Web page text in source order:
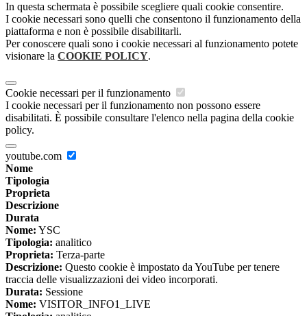
In questa schermata è possibile scegliere quali cookie consentire.
I cookie necessari sono quelli che consentono il funzionamento della
piattaforma e non è possibile disabilitarli.
Per conoscere quali sono i cookie necessari al funzionamento potete
visionare la COOKIE POLICY.
Cookie necessari per il funzionamento
I cookie necessari per il funzionamento non possono essere
disabilitati. È possibile consultare l'elenco nella pagina della cookie
policy.
youtube.com
Nome
Tipologia
Proprieta
Descrizione
Durata
Nome: YSC
Tipologia: analitico
Proprieta: Terza-parte
Descrizione: Questo cookie è impostato da YouTube per tenere
traccia delle visualizzazioni dei video incorporati.
Durata: Sessione
Nome: VISITOR_INFO1_LIVE